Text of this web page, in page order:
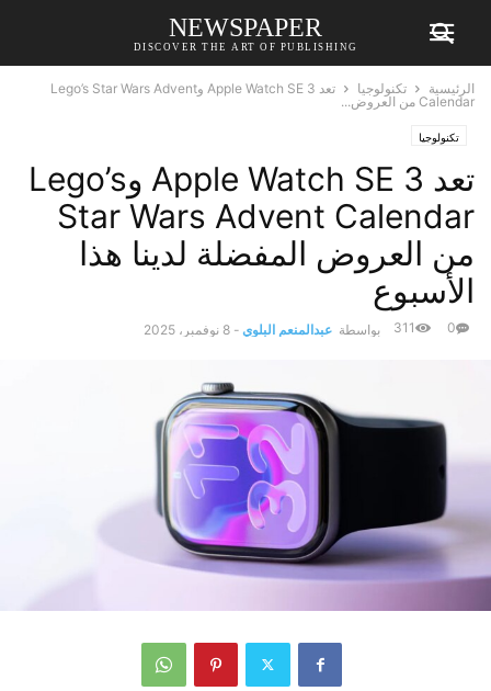
NEWSPAPER
DISCOVER THE ART OF PUBLISHING
الرئيسية تكنولوجيا
تعد Apple Watch SE 3 وLego’s Star Wars Advent
Calendar من العروض...
تكنولوجيا
تعد Apple Watch SE 3 وLego’s
Star Wars Advent Calendar
من العروض المفضلة لدينا هذا
الأسبوع
بواسطة عبدالمنعم البلوي - 8 نوفمبر، 2025 0
311